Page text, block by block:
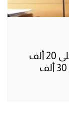
لبنان: مسلحة تقتحم بنكا وتحصل على 20 ألف